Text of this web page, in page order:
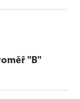
"B"